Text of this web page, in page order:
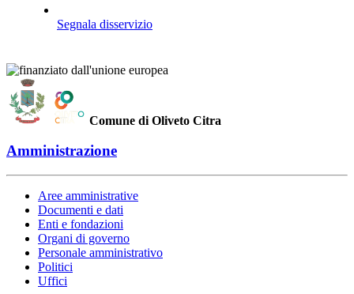
Segnala disservizio
Comune di Oliveto Citra
Amministrazione
Aree amministrative
Documenti e dati
Enti e fondazioni
Organi di governo
Personale amministrativo
Politici
Uffici